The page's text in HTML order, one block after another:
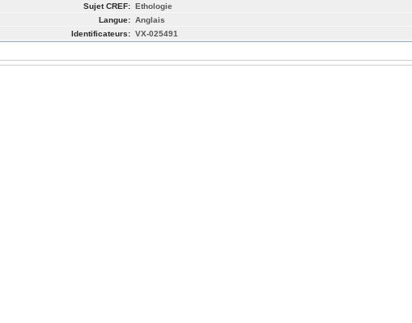
Sujet CREF: Ethologie
Langue: Anglais
Identificateurs: VX-025491